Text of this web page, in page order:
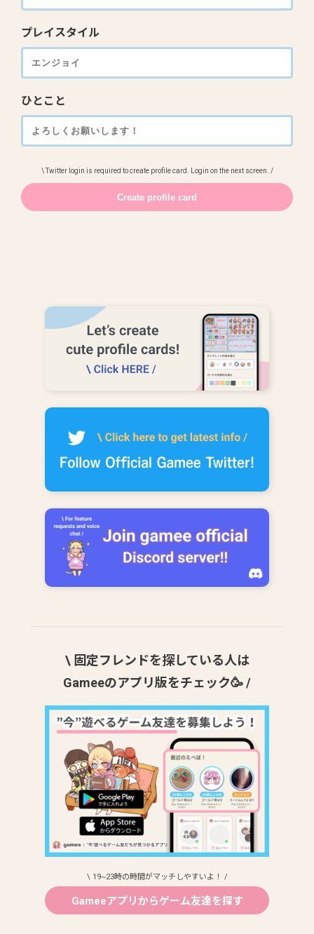
プレイスタイル
ひとこと
\ Twitter login is required to create profile card. Login on the next screen. /
\ 固定フレンドを探している人は
Gameeのアプリ版をチェック🥳 /
\ 19~23時の時間がマッチしやすいよ！ /
Gameeアプリからゲーム友達を探す